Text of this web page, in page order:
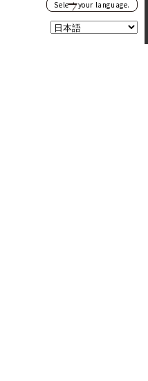
Select your language.